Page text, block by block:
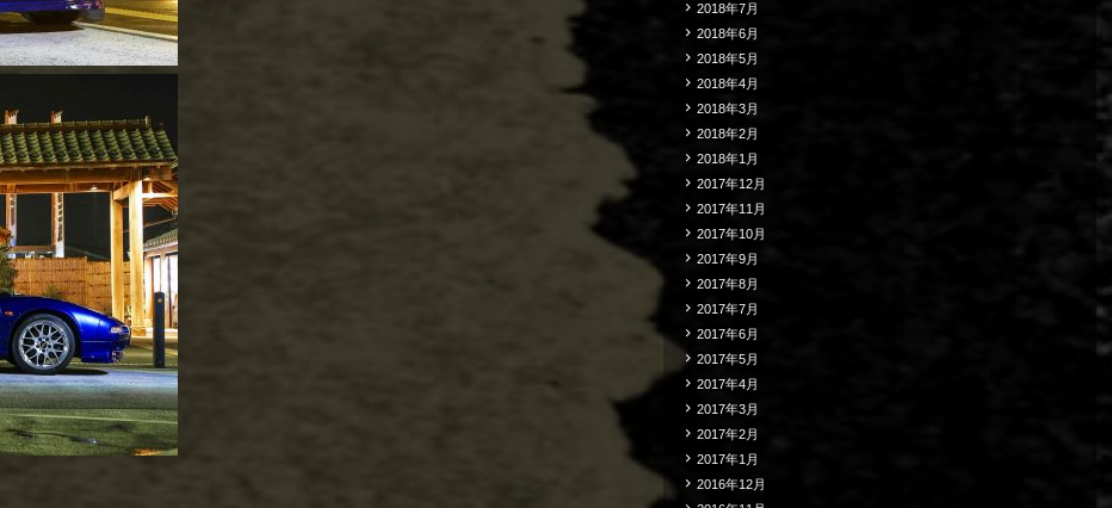
2018年7月
2018年6月
2018年5月
2018年4月
2018年3月
2018年2月
2018年1月
2017年12月
2017年11月
2017年10月
2017年9月
2017年8月
2017年7月
2017年6月
2017年5月
2017年4月
2017年3月
2017年2月
2017年1月
2016年12月